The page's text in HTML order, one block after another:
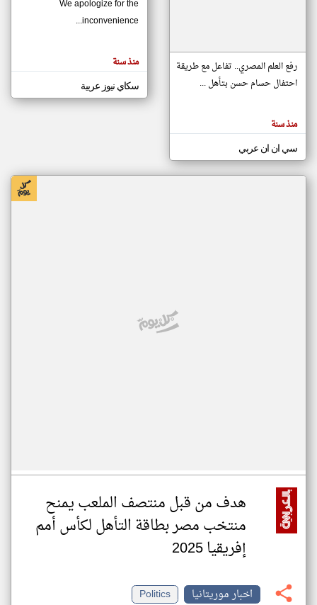
مصادر الأخبار من موريتانيا
اخبار موريتانيا على مدار الساعة
أهم اخبار موريتانيا العاجلة والمباشرة
المقالات
الموجوده
هنا عن
رفع العلم المصري.. تفاعل مع طريقة
احتفال حسام حسن بتأهل ...
منذ سنة
سي ان ان عربي
We apologize for the
inconvenience...
منذ سنة
سكاي نيوز عربية
هدف من قبل منتصف الملعب يمنح
منتخب مصر بطاقة التأهل لكأس أمم
إفريقيا 2025
اخبار موريتانيا
Politics
klyoum.com